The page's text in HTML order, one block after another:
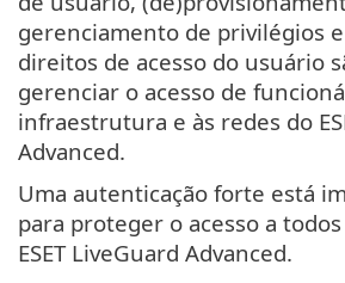
gerenciamento de privilégios
direitos de acesso do usuário
gerenciar o acesso de
infraestrutura e às redes do
Advanced.
Uma autenticação forte está
para proteger o acesso a
ESET LiveGuard Advanced.